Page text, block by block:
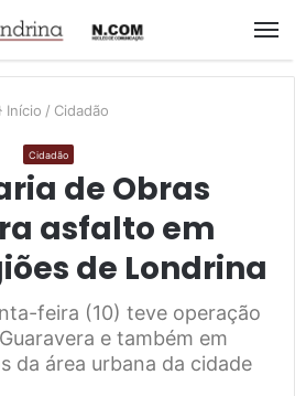
Início / Cidadão
Cidadão
de Obras
asfalto em
de Londrina
feira (10) teve operação
e também em
da área urbana da cidade